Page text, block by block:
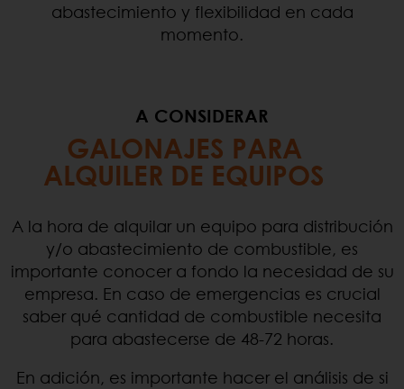
abastecimiento y flexibilidad en cada
momento.
A CONSIDERAR
GALONAJES PARA
ALQUILER DE EQUIPOS
A la hora de alquilar un equipo para distribución
y/o abastecimiento de combustible, es
importante conocer a fondo la necesidad de su
empresa. En caso de emergencias es crucial
saber qué cantidad de combustible necesita
para abastecerse de 48-72 horas.
En adición, es importante hacer el análisis de si